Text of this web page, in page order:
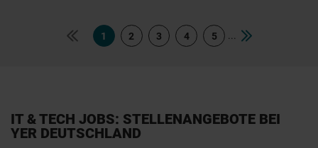
1 2 3 4 5
IT & TECH JOBS: STELLENANGEBOTE BEI
YER DEUTSCHLAND